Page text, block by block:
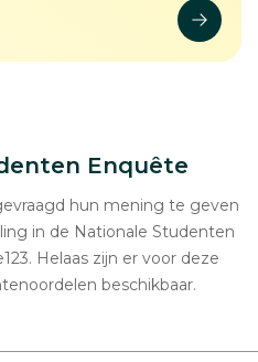
Enquête
hun mening te geven
in de Nationale Studenten
Helaas zijn er voor deze
beschikbaar.